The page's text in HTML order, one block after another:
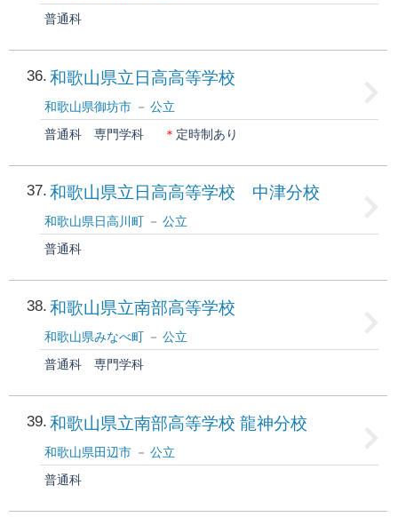
普通科
36 和歌山県立日高高等学校
和歌山県御坊市
公立
普通科
専門学科 ＊ 定時制あり
37 和歌山県立日高高等学校 中津分校
和歌山県日高川町
公立
普通科
38 和歌山県立南部高等学校
和歌山県みなべ町
公立
普通科
専門学科
39 和歌山県立南部高等学校 龍神分校
和歌山県田辺市
公立
普通科